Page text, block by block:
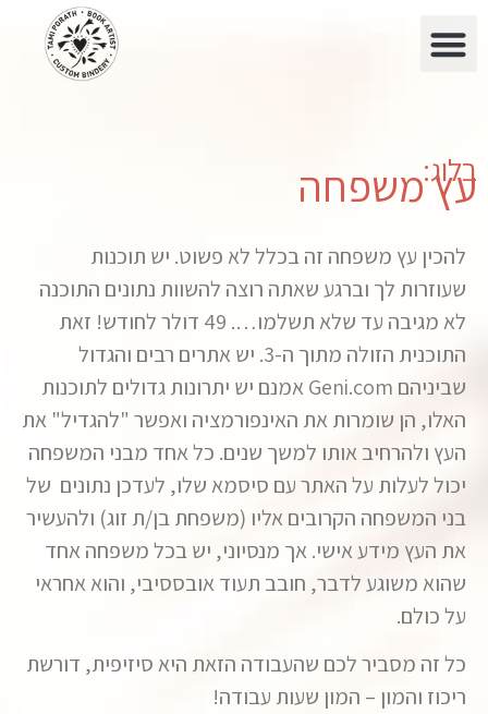
בלוג:
עץ משפחה
להכין עץ משפחה זה בכלל לא פשוט. יש תוכנות
שעוזרות לך וברגע שאתה רוצה להשוות נתונים התוכנה
לא מגיבה עד שלא תשלמו…. 49 דולר לחודש! זאת
התוכנית הזולה מתוך ה-3. יש אתרים רבים והגדול
שביניהם Geni.com אמנם יש יתרונות גדולים לתוכנות
האלו, הן שומרות את האינפורמציה ואפשר "להגדיל" את
העץ ולהרחיב אותו למשך שנים. כל אחד מבני המשפחה
יכול לעלות על האתר עם סיסמא שלו, לעדכן נתונים של
בני המשפחה הקרובים אליו (משפחת בן/ת זוג) ולהעשיר
את העץ מידע אישי. אך מנסיוני, יש בכל משפחה אחד
שהוא משוגע לדבר, חובב תעוד אובססיבי, והוא אחראי
על כולם.
כל זה מסביר לכם שהעבודה הזאת היא סיזיפית, דורשת
ריכוז והמון – המון שעות עבודה!